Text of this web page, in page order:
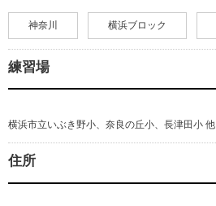
神奈川 横浜ブロック
練習場
横浜市立いぶき野小、奈良の丘小、長津田小 他
住所